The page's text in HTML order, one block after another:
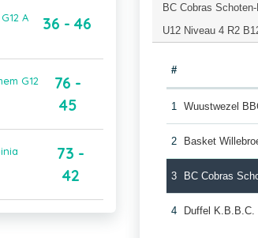
A 36 - 46
G12
76 -
45
73 -
42
BC Cobras
U12 Niveau 4 R2
#
1 Wuustwezel
2 Basket
3 BC Cobras
4 Duffel K.B.B.C.